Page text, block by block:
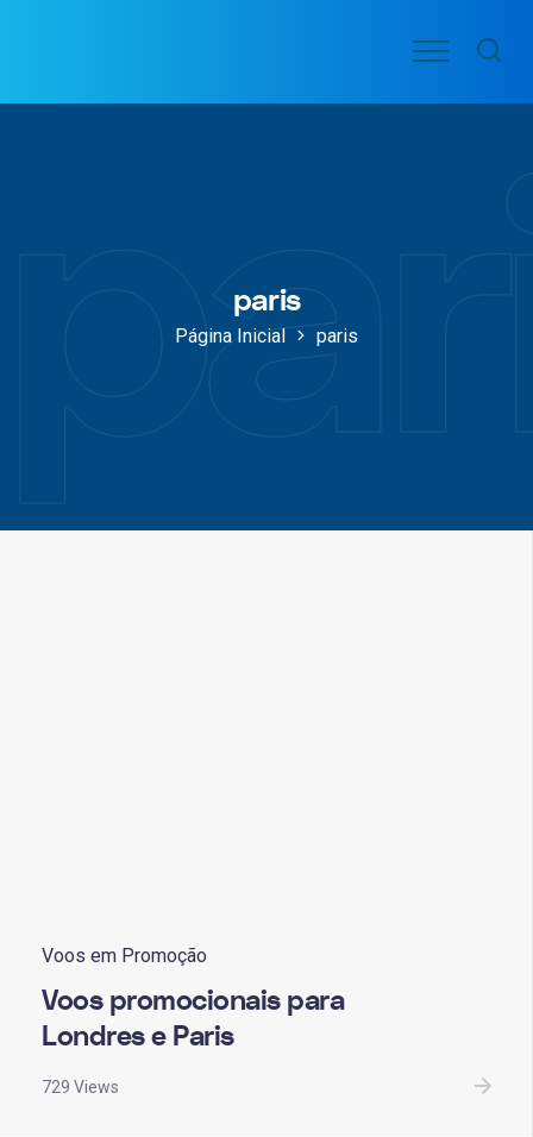
conteúdo
VOO
AÉREAS
Menu
paris
Página Inicial paris
Voos em Promoção
Voos promocionais para
Londres e Paris
729 Views